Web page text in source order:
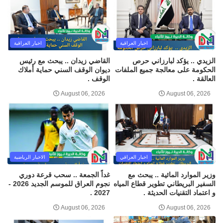
اخبار العراقية
الزيدي .. يؤكد لبارزاني حرص
الحكومة على معالجة جميع الملفات
العالقة .
August 06, 2026
اخبار العراقية
القاضي زيدان .. يبحث مع رئيس
ديوان الوقف السني حماية أملاك
الوقف .
August 06, 2026
اخبار العراقي
وزير الموارد المائية .. يبحث مع
السفير البريطاني تطوير قطاع المياه
و اعتماد التقنيات الحديثة .
August 06, 2026
الاخبار الرياضية
غداً الجمعة .. سحب قرعة دوري
نجوم العراق للموسم الجديد 2026 -
2027 .
August 06, 2026